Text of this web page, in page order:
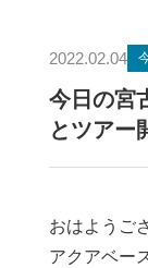
2022.02.04
今日の宮
とツア
おはようご
アクアベー